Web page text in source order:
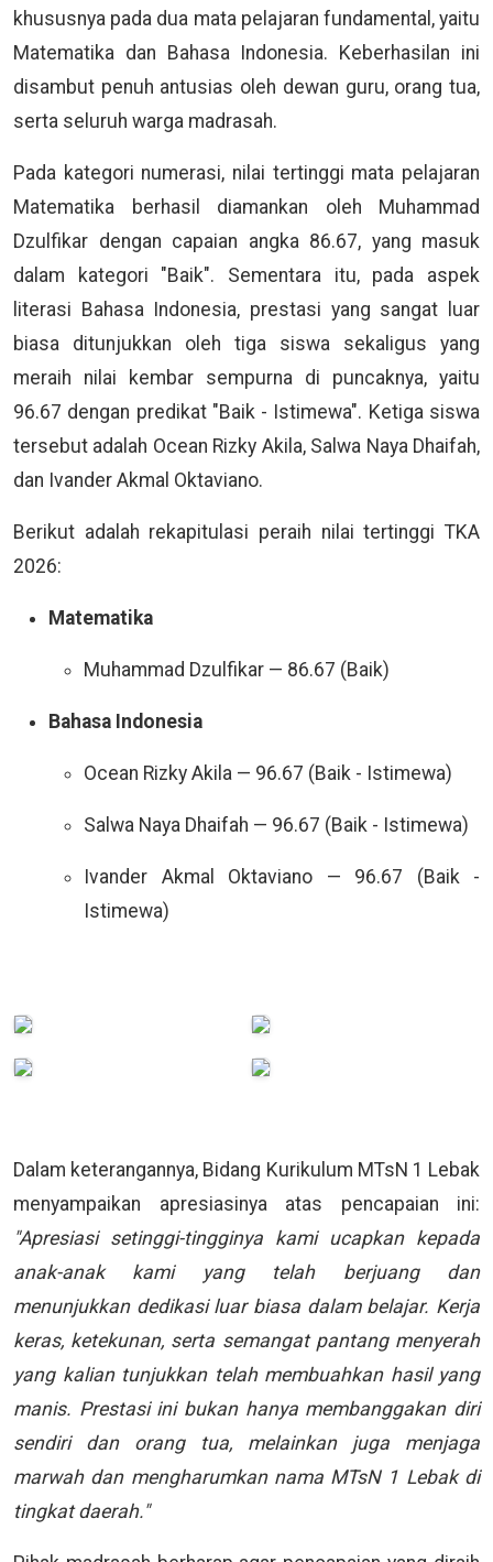
khususnya pada dua mata pelajaran fundamental, yaitu
Matematika dan Bahasa Indonesia. Keberhasilan ini
disambut penuh antusias oleh dewan guru, orang tua,
serta seluruh warga madrasah.
Pada kategori numerasi, nilai tertinggi mata pelajaran
Matematika berhasil diamankan oleh Muhammad
Dzulfikar dengan capaian angka 86.67, yang masuk
dalam kategori "Baik". Sementara itu, pada aspek
literasi Bahasa Indonesia, prestasi yang sangat luar
biasa ditunjukkan oleh tiga siswa sekaligus yang
meraih nilai kembar sempurna di puncaknya, yaitu
96.67 dengan predikat "Baik - Istimewa". Ketiga siswa
tersebut adalah Ocean Rizky Akila, Salwa Naya Dhaifah,
dan Ivander Akmal Oktaviano.
Berikut adalah rekapitulasi peraih nilai tertinggi TKA
2026:
Matematika
Muhammad Dzulfikar — 86.67 (Baik)
Bahasa Indonesia
Ocean Rizky Akila — 96.67 (Baik - Istimewa)
Salwa Naya Dhaifah — 96.67 (Baik - Istimewa)
Ivander Akmal Oktaviano — 96.67 (Baik -
Istimewa)
Dalam keterangannya, Bidang Kurikulum MTsN 1 Lebak
menyampaikan apresiasinya atas pencapaian ini:
"Apresiasi setinggi-tingginya kami ucapkan kepada
anak-anak kami yang telah berjuang dan
menunjukkan dedikasi luar biasa dalam belajar. Kerja
keras, ketekunan, serta semangat pantang menyerah
yang kalian tunjukkan telah membuahkan hasil yang
manis. Prestasi ini bukan hanya membanggakan diri
sendiri dan orang tua, melainkan juga menjaga
marwah dan mengharumkan nama MTsN 1 Lebak di
tingkat daerah."